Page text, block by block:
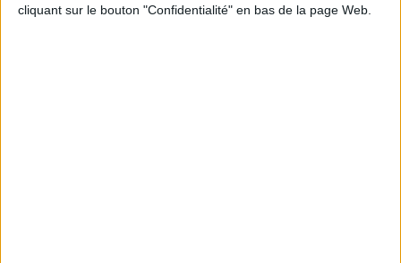
cliquant sur le bouton "Confidentialité" en bas de la page Web.